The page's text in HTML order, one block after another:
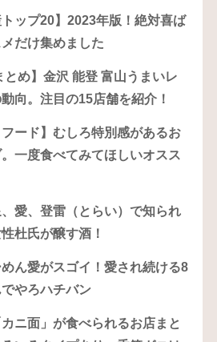
トップ20】2023年版！絶対喜ば
だけ集めました
とめ】金沢 能登 富山うまいレ
向。注目の15店舗を紹介！
フード】むしろ特別感があるお
一度食べてみてほしいオスス
、愛、登雷（とらい）で知られ
杜氏が醸す酒！
ん愛がスゴイ！愛され続ける8
やろハチバン
ニ面」が食べられるお店まと